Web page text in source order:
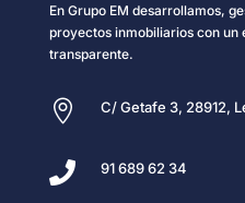
En Grupo EM desarrollamos,
proyectos inmobiliarios con
transparente.
 C/ Getafe 3, 28912,
 91 689 62 34